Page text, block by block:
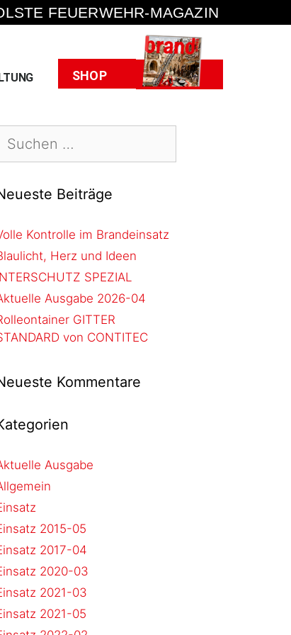
FEUERWEHR-MAGAZIN
SHOP Heft
Beiträge
Kontrolle im Brandeinsatz
Herz und Ideen
SPEZIAL
Ausgabe 2026-04
GITTER
von CONTITEC
Kommentare
Ausgabe
2015-05
2017-04
2020-03
2021-03
2021-05